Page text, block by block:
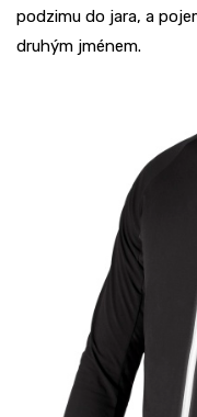
podzimu do jara, a
druhým jménem.